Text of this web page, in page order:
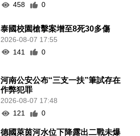
458
0
泰國校園槍擊案增至8死30多傷
2026-08-07 17:55
141
0
河南公安公布“三支一扶”筆試存在
作弊犯罪
2026-08-07 17:48
121
0
德國萊茵河水位下降露出二戰未爆